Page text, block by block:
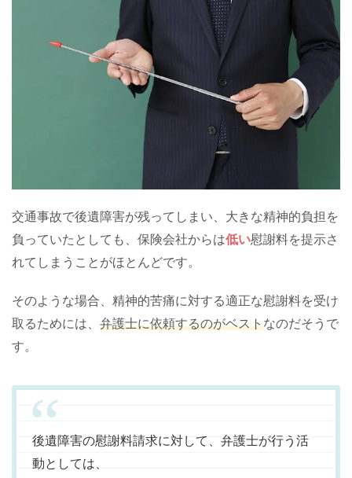
交通事故で後遺障害が残ってしまい、大きな精神的負担を
負っていたとしても、保険会社からは低い慰謝料を提示さ
れてしまうことがほとんどです。
そのような場合、精神的苦痛に対する適正な慰謝料を受け
取るためには、 弁護士に依頼するのがベストなのだそうで
す。
後遺障害の慰謝料請求に対して、弁護士が行う活
動としては、